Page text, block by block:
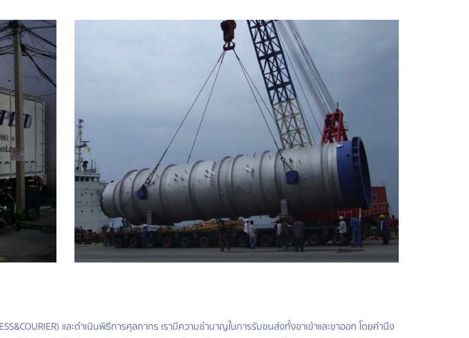
และดำเนินพิธีการศุลกากร เรามีความชำนาญในการรับขนส่งทั้งขาเข้าและขาออก โดยคำนึง